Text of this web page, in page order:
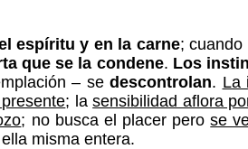
espíritu y en la carne; cuando
que se la condene. Los
– se descontrolan. La
; lasensibilidad aflora
; no busca el placer perose
misma entera.